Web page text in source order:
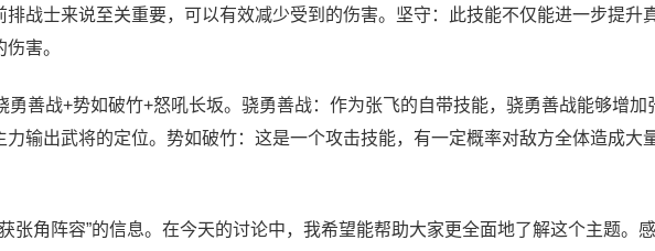
战士来说至关重要，可以有效减少受到的伤害。坚守：此技能不仅能进一步提升
害。
勇善战+势如破竹+怒吼长坂。骁勇善战：作为张飞的自带技能，骁勇善战能够增加
输出武将的定位。势如破竹：这是一个攻击技能，有一定概率对敌方全体造成大
张角阵容”的信息。在今天的讨论中，我希望能帮助大家更全面地了解这个主题。